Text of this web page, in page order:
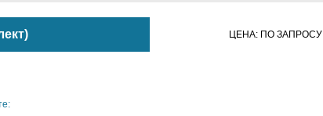
ЦЕНА: ПО ЗАПРОСУ